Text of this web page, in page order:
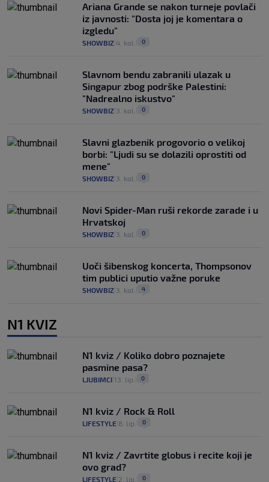
Ariana Grande se nakon turneje povlači
iz javnosti: "Dosta joj je komentara o
izgledu"
SHOWBIZ 4. kol. 0
Slavnom bendu zabranili ulazak u
Singapur zbog podrške Palestini:
"Nadrealno iskustvo"
SHOWBIZ 3. kol. 0
Slavni glazbenik progovorio o velikoj
borbi: "Ljudi su se dolazili oprostiti od
mene"
SHOWBIZ 3. kol. 0
Novi Spider-Man ruši rekorde zarade i u
Hrvatskoj
SHOWBIZ 3. kol. 0
Uoči šibenskog koncerta, Thompsonov
tim publici uputio važne poruke
SHOWBIZ 3. kol. 4
N1 KVIZ
N1 kviz / Koliko dobro poznajete
pasmine pasa?
LJUBIMCI 13. lip. 0
N1 kviz / Rock & Roll
LIFESTYLE 8. lip. 0
N1 kviz / Zavrtite globus i recite koji je
ovo grad?
LIFESTYLE 2. lip. 0